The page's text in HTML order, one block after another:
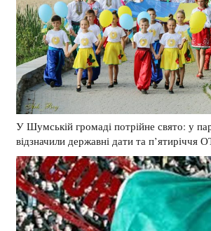
У Шумській громаді потрійне свято: у
відзначили державні дати та п’ятиріччя